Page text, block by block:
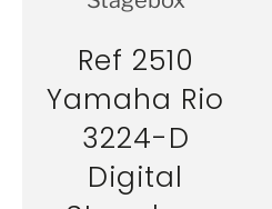
Ref 2510
Yamaha Rio
3224-D
Digital